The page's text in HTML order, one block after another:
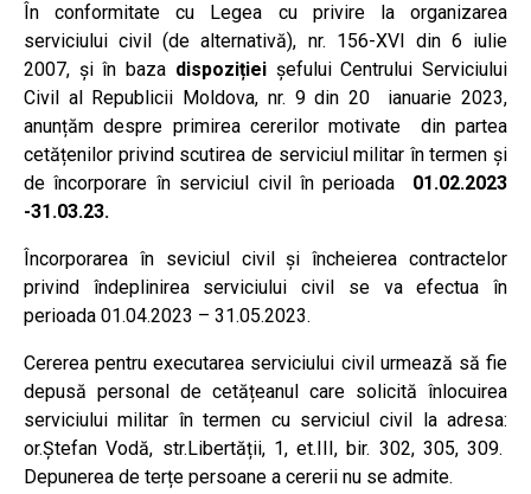
În conformitate cu Legea cu privire la organizarea
serviciului civil (de alternativă), nr. 156-XVI din 6 iulie
2007, și în baza dispozițieișefului Centrului Serviciului
Civil al Republicii Moldova, nr. 9 din 20 ianuarie 2023,
anunțăm despre primirea cererilor motivate din partea
cetățenilor privind scutirea de serviciul militar în termen și
de încorporare în serviciul civil în perioada 01.02.2023
-31.03.23.
Încorporarea în seviciul civil și încheierea contractelor
privind îndeplinirea serviciului civil se va efectua în
perioada 01.04.2023 – 31.05.2023.
Cererea pentru executarea serviciului civil urmează să fie
depusă personal de cetățeanul care solicită înlocuirea
serviciului militar în termen cu serviciul civil la adresa:
or.Ștefan Vodă, str.Libertății, 1, et.III, bir. 302, 305, 309.
Depunerea de terțe persoane a cererii nu se admite.